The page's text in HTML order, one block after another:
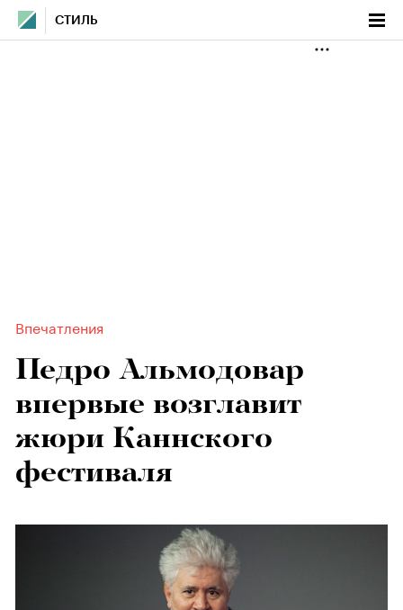
СТИЛЬ
Впечатления
Педро Альмодовар
впервые возглавит
жюри Каннского
фестиваля